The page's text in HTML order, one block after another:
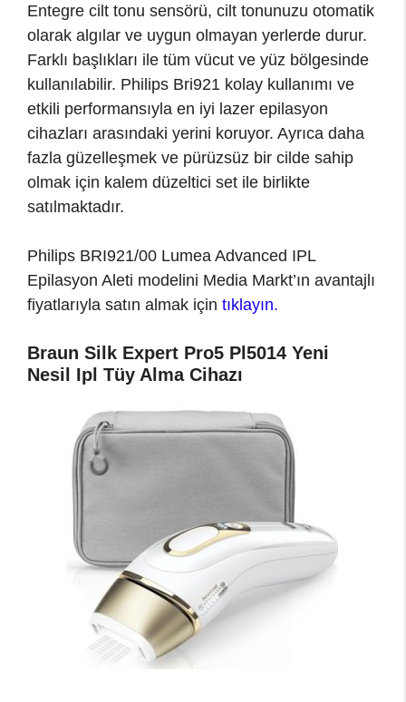
Entegre cilt tonu sensörü, cilt tonunuzu otomatik
olarak algılar ve uygun olmayan yerlerde durur.
Farklı başlıkları ile tüm vücut ve yüz bölgesinde
kullanılabilir. Philips Bri921 kolay kullanımı ve
etkili performansıyla en iyi lazer epilasyon
cihazları arasındaki yerini koruyor. Ayrıca daha
fazla güzelleşmek ve pürüzsüz bir cilde sahip
olmak için kalem düzeltici set ile birlikte
satılmaktadır.
Philips BRI921/00 Lumea Advanced IPL
Epilasyon Aleti modelini Media Markt’ın avantajlı
fiyatlarıyla satın almak için tıklayın.
Braun Silk Expert Pro5 Pl5014 Yeni
Nesil Ipl Tüy Alma Cihazı